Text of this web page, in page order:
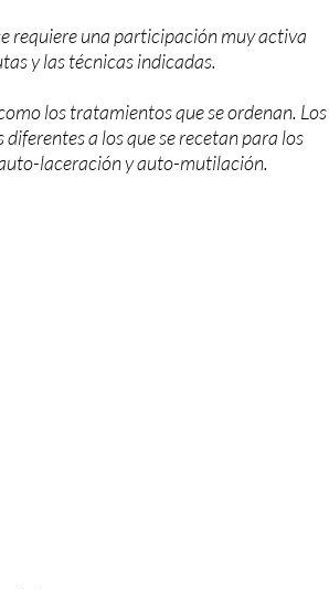
requiere una participación muy activa
y las técnicas indicadas.
los tratamientos que se ordenan. Los
a los que se recetan para los
laceración y auto-mutilación.